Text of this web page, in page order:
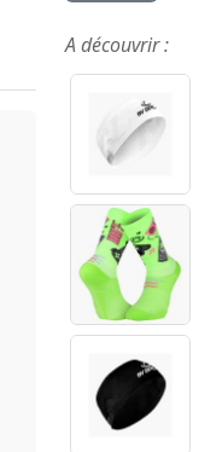
A découvrir :